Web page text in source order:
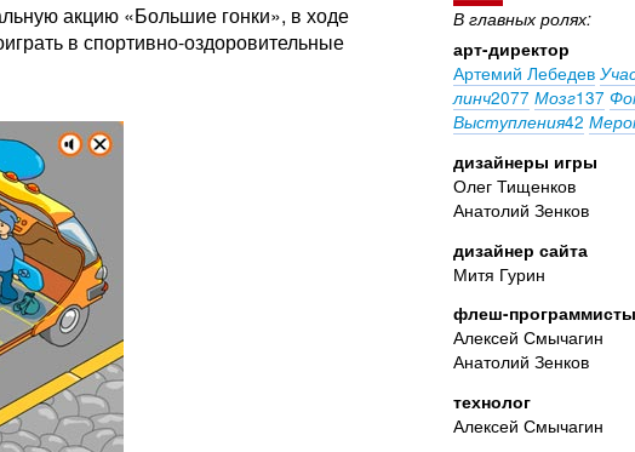
акцию «Большие гонки», в ходе
в спортивно-оздоровительные
В главных ролях:
арт-директор
Артемий Лебедев
линч2077 Мозг137
Выступления42
дизайнеры игры
Олег Тищенков
Анатолий Зенков
дизайнер сайта
Митя Гурин
флеш-программисты
Алексей Смычагин
Анатолий Зенков
технолог
Алексей Смычагин